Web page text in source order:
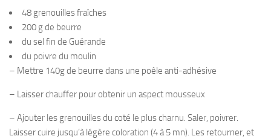
48 grenouilles fraîches
200 g de beurre
du sel fin de Guérande
du poivre du moulin
– Mettre 140g de beurre dans une poêle anti-adhésive
– Laisser chauffer pour obtenir un aspect mousseux
– Ajouter les grenouilles du coté le plus charnu. Saler, poivrer.
Laisser cuire jusqu’à légère coloration (4 à 5 mn). Les retourner, et